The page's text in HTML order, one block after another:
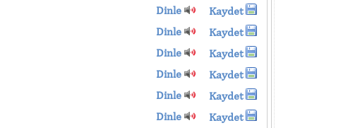
Dinle
Kaydet
Dinle
Kaydet
Dinle
Kaydet
Dinle
Kaydet
Dinle
Kaydet
Dinle
Kaydet